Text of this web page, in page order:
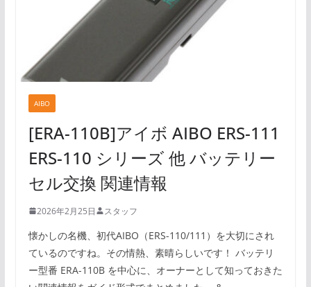
AIBO
[ERA-110B]アイボ AIBO ERS-111
ERS-110 シリーズ 他 バッテリー
セル交換 関連情報
2026年2月25日 スタッフ
懐かしの名機、初代AIBO（ERS-110/111）を大切にされ
ているのですね。その情熱、素晴らしいです！ バッテリ
ー型番 ERA-110B を中心に、オーナーとして知っておきた